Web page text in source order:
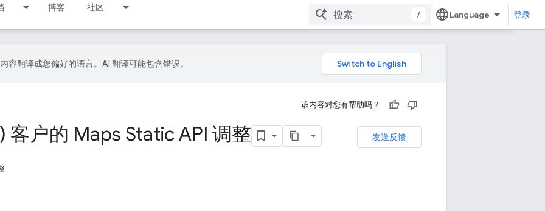
博客 社区
/ 登录
容翻译成您偏好的语言。AI 翻译可能包含错误。
该内容对您有帮助吗？
发送反馈
客户的 Maps Static API 调整